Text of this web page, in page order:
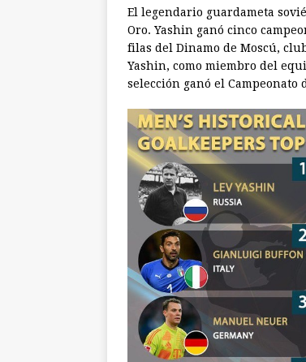
El legendario guardameta
Oro. Yashin ganó cinco
filas del Dinamo de Moscú,
Yashin, como miembro del
selección ganó el Campeonato